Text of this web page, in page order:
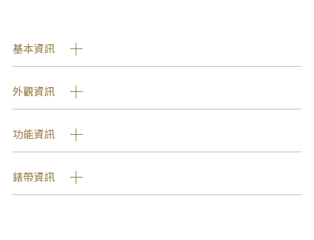
基本資訊
外觀資訊
功能資訊
錶帶資訊